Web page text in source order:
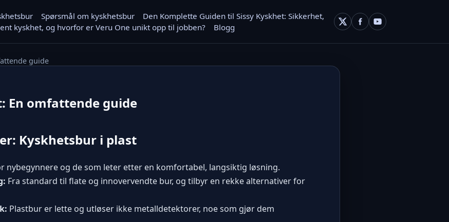
Spørsmål om kyskhetsbur
Den Komplette Guiden til Sissy Kyskhet: Sikkerhet,
kyskhet, og hvorfor er Veru One unikt opp til jobben? Blogg
guide
En omfattende guide
Kyskhetsbur i plast
nybegynnere og de som leter etter en komfortabel, langsiktig løsning.
Fra standard til flate og innovervendte bur, og tilbyr en rekke alternativer for
Plastbur er lette og utløser ikke metalldetektorer, noe som gjør dem